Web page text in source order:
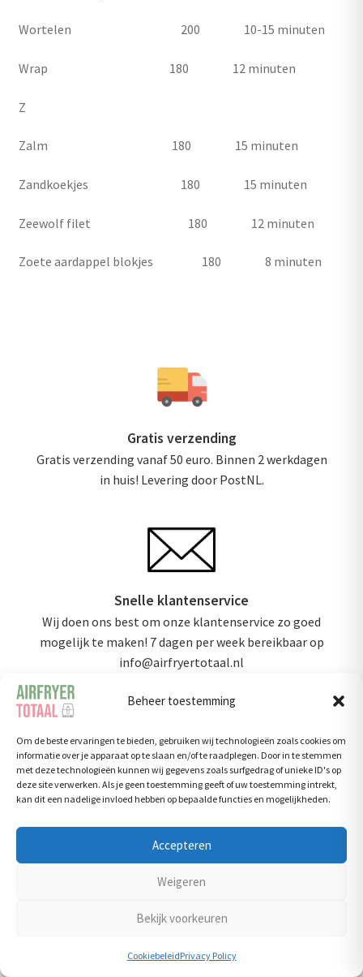
Beheer toestemming
Om de beste ervaringen te bieden, gebruiken wij technologieën zoals cookies om
informatie over je apparaat op te slaan en/of te raadplegen. Door in te stemmen
met deze technologieën kunnen wij gegevens zoals surfgedrag of unieke ID's op
deze site verwerken. Als je geen toestemming geeft of uw toestemming intrekt,
kan dit een nadelige invloed hebben op bepaalde functies en mogelijkheden.
Accepteren
Weigeren
Bekijk voorkeuren
CookiebeleidPrivacy Policy
Wortelen 200 10-15 minuten
Wrap 180 12 minuten
Z
Zalm 180 15 minuten
Zandkoekjes 180 15 minuten
Zeewolf filet 180 12 minuten
Zoete aardappel blokjes 180 8 minuten
Gratis verzending
Gratis verzending vanaf 50 euro. Binnen 2 werkdagen
in huis! Levering door PostNL.
Snelle klantenservice
Wij doen ons best om onze klantenservice zo goed
mogelijk te maken! 7 dagen per week bereikbaar op
info@airfryertotaal.nl
Niet goed? Geld terug!
Als je binnen 14 dagen om wat voor reden dan ook
niet tevreden bent met het product krijg je gewoon
je geld terug!